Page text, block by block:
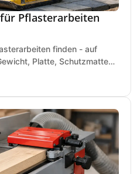
Pflasterarbeiten
finden - auf
Platte, Schutzmatte